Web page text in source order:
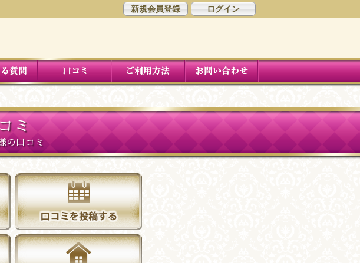
新規会員登録 ログイン
ミ
の口コミ